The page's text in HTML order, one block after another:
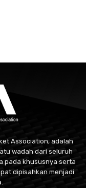
Association, adalah
wadah dari seluruh
pada khususnya serta
dipisahkan menjadi